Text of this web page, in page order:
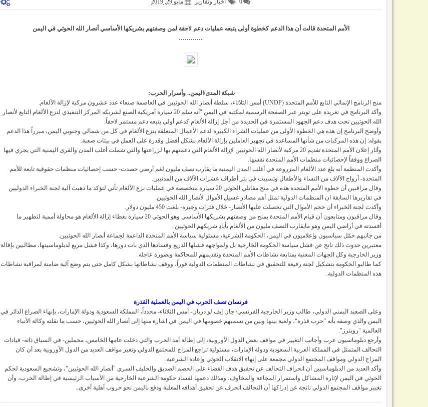
الأمم المتحدة قالت أن هذا الدعم كخطوة أولى يتبعه عمليات دعم لاحقة لمن وصفتهم بشريكها الأساسي أنصار الله الحوثي في اليمن
…………
شبكة المدى/اليمن.. وأسرار الحرب:
منح الرنامج الإنمائي التابع للأمم المتحدة (UNDP) أمس الثلاثاء، سلطة أنصار الله الحوثيين في العاصمة صنعاء عدد عشرون مركبة لإزالة الألغام.
وأكد البرنامج في تغريدة على تويتر عبر الصفحة الرسمية لمكتبه في اليمن "أنه سلم 20 سيارة أمريكية الصنع لشريكه المركز التنفيذي لنزع الألغام التابع لأنصار
الله الحوثيين تحت هدف دعم الجهود المستمرة في الحديدة من أجل إزالة الألغام كدعم أولي يتبعه دعم مستمر لاحقاً.
وأوضح البرنامج إن هذه هي الخطوة الأولى من عمليات الشراء الكبيرة لدعم الأعمال المتعلقة بنزع الألغام في كل من شمالي وجنوبي اليمن، مبرراً هذا الدعم
بقوله: إن هذه المركبات من شأنها المساعدة في تجهيز العاملين بإزالة الألغام بشكل أفضل وقدرة على العمل في بيئات صعبة.
وأثار إعلان الأمم المتحدة تقديم 20 مركبة لأنصار الله الحوثيين لإزالة الألغام التي دعمتهم بها لزراعتها والتي شملت أغلب المدن والقرى اليمنية التي يجري فيها
الصراع ووفقاً لإحصائيات منظمات الأمم المتحدة نفسها.
وأكدت المنظمة أنه بلغ عدد الألغام المزروعة في أغلب المدن اليمنية ما يقارب نصف مليون لغم أرضي حصدت- حسب إحصائيات منظمات حقوقية تابعة للأمم
المتحدة- أرواح الآلاف من النساء والأطفال وتسببت في بتر أطراف عشرات الآلاف من المدنيين.
وقال مراقبين أن خطوة الأمم المتحدة هذه في منح مقاتلي الحوثي 20 سيارة متخصصة في عمليات نزع الألغام تأتي لتؤكد ما ذهبت آلية لجنة الخبراء الدوليين
في تقاريرها السابقة ان المنظمات الدولية تمثل أهم مصادر غسيل الأموال لأنصار الله الحوثيين.
وأكدت لجنة الخبراء أن حجم الأموال التي تحصلت عليها الأنصار- خلال فترات وجيزة- بلغت 450 مليون دولار.
وقال مراقبون ومتابعون أن قيام الأمم المتحدة بمنح من وصفتهم بشريكها الأساسي وهو الحوثي 20 سيارة بغطاء إزالة الألغام هو محاولة أممية لتطهير ما
أفسدته في أراضي اليمن وهو مايقارب النصف مليون من الألغام بأيادِ شريكهم الحوثيين.
من جانبهم حمّل سياسيون وإعلاميون في اليمن، الحكومة الشرعية، مسئولية سياسة الأمم المتحدة الداعمة لجماعة أنصار الله الحوثيين.
معتبرين حدوث ذلك ناتج عن فشل سياسة الحكومة الخارجية بل ولمواجهة فشلها الذريع وفسادها الذي بات دورها، وكذا فشل مريع لدبلوماسيتها، مطالبين بإقالة
وزير الخارجية وكل الجهات المعنية بمتابعة نشاطات الأمم المتحدة وتقديمهم للمحاكمة وبصورة عاجلة.
كما طالبو الحكومة بتشكيل لجنة رفيعة للتحقيق في نشاطات المنظمات الدولية فوراً، ووقف نشاطاتها بشكل كامل حتى يتم وضع آلية ضامنة لمراقبة نشاطات
هذه المنظمات الدولية.
فرنسان تصف الحرب في اليمن بالعملية القذرة
وعلى الصعيد اليمني الدولي، طالب وزير الخارجية الفرنسي/ جان إيف لو دريان- أمس الثلاثاء- مجدداً، المملكة السعودية ودولة الإمارات، بإنهاء الصراع الدائر في
اليمن والذي وصفه بأنه ”حرب قذرة“، ولعبة بينها وبين من تسميهم خصومها في اليمن في اشارة منها إلى أنصار الله الحوثيين، حسب ما نقلته وكالة الأنباء
العالمية "رويترز".
وأرجع دبلوماسيون عرب وأجانب التغيير في مواقف بعض الدول الأوروبية، إلى إطالة أمد الحرب والتي دخلت عامها الخامس، محملين- في السياق ذاته- قيادات
التحالف المتمثل في المملكة العربية السعودية ودولة الإمارات، مسئولية تراجع المزاج للمجتمع الدولي وتغير مواقف العديد من الدول الأوروبية بعد أن كان
المزاج الدولي ومواقف المجتمع الدولي مجمعة على إنهاء الانقلاب الحوثي وإعادة الشرعية.
وأكد العديد من الدبلوماسيين أن انحراف التحالف عن تحقيق هدف القضاء على الخصم الصديق والحليف السري "أنصار الله الحوثيين"، وتشجيع السعودية لحكم
الحوثي في اليمن لإثارة المشاكل واستمرار المجاعة والمخاوف، ومذلك دعمها لفساد حكومة الشرعية الخارجية من الأسباب الرئيسية في إطالة الحرب، وأن
تغيير مواقف المجتمع الدولي ناتجة عن إدراكها أن التحالف انحرف عن تحقيق أهدافه المعلنة ودفع باليمن نحو حروب أهلية أخرى..